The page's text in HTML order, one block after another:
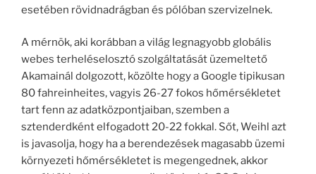
esetében rövidnadrágban és pólóban szervizelnek.
A mérnök, aki korábban a világ legnagyobb globális
webes terheléselosztó szolgáltatását üzemeltető
Akamainál dolgozott, közölte hogy a Google tipikusan
80 fahreinheites, vagyis 26-27 fokos hőmérsékletet
tart fenn az adatközpontjaiban, szemben a
sztenderdként elfogadott 20-22 fokkal. Sőt, Weihl azt
is javasolja, hogy ha a berendezések magasabb üzemi
környezeti hőmérsékletet is megengednek, akkor